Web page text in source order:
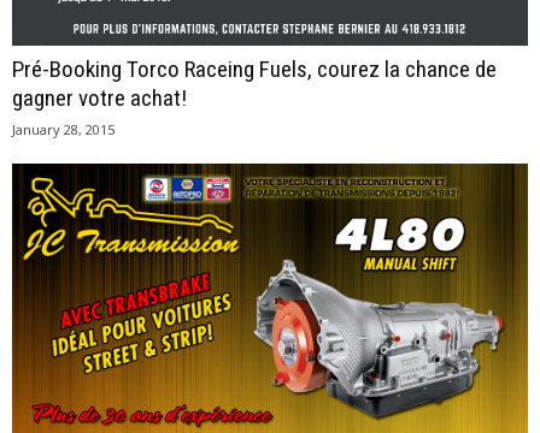
Pré-Booking Torco Raceing Fuels, courez la chance de
gagner votre achat!
January 28, 2015